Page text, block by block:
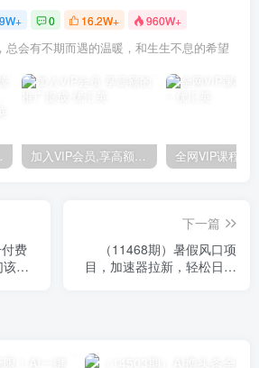
0 16.2W+ 960W+
总会有不期而遇的温暖，和生生不息的希望
很轻松 加入VIP会员,享高额的推广提成
费
如
下一篇
（11468期）暑假风口项
目，加速器拉新，轻松日入